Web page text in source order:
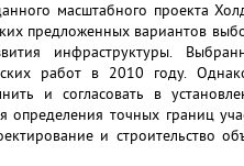
масштабного проекта
предложенных вариантов
инфраструктуры.
работ в 2010 году.
и согласовать в
определения точных границ
и строительство